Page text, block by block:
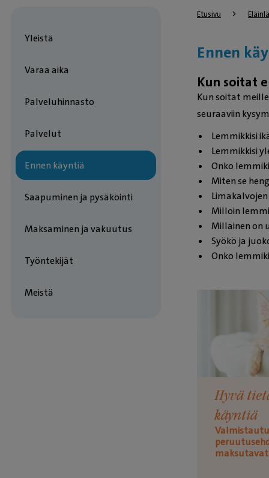
Etusivu
Yleistä
Varaa aika
Palveluhinnasto
Palvelut
Ennen käyntiä
Saapuminen ja pysäköinti
Maksaminen ja vakuutus
Työntekijät
Meistä
Ennen
Kun soitat
Kun soitat
seuraaviin
Lemmikkisi
Lemmikkisi
Onko
Miten se
Milloin
Millainen on
Syökö ja
Onko
Hyvä
käyntiä